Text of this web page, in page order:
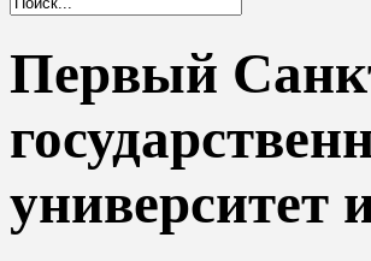
Первый